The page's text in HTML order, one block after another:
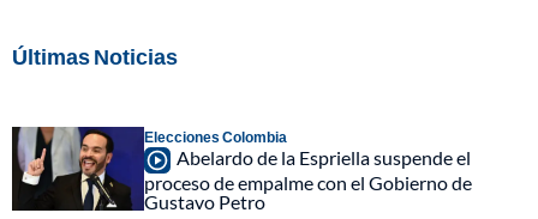
Últimas Noticias
Elecciones Colombia
Abelardo de la Espriella suspende el
proceso de empalme con el Gobierno de
Gustavo Petro